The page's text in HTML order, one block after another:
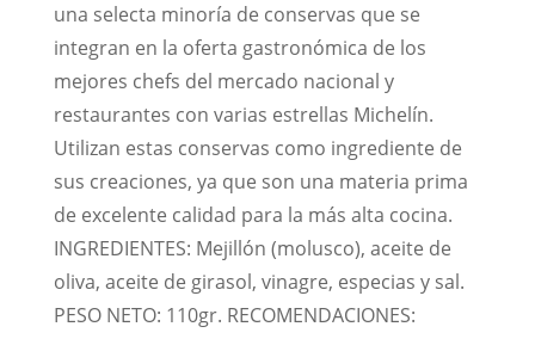
una selecta minoría de conservas que se
integran en la oferta gastronómica de los
mejores chefs del mercado nacional y
restaurantes con varias estrellas Michelín.
Utilizan estas conservas como ingrediente de
sus creaciones, ya que son una materia prima
de excelente calidad para la más alta cocina.
INGREDIENTES: Mejillón (molusco), aceite de
oliva, aceite de girasol, vinagre, especias y sal.
PESO NETO: 110gr. RECOMENDACIONES: